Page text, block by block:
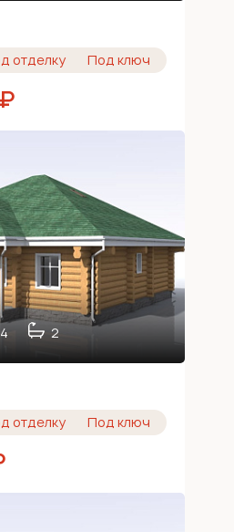
отделку Под ключ
4 2
отделку Под ключ